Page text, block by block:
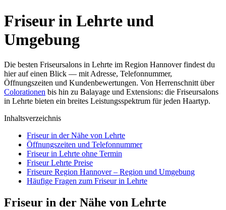
Friseur in Lehrte und
Umgebung
Die besten Friseursalons in Lehrte im Region Hannover findest du
hier auf einen Blick — mit Adresse, Telefonnummer,
Öffnungszeiten und Kundenbewertungen. Von Herrenschnitt über
Colorationen bis hin zu Balayage und Extensions: die Friseursalons
in Lehrte bieten ein breites Leistungsspektrum für jeden Haartyp.
Inhaltsverzeichnis
Friseur in der Nähe von Lehrte
Öffnungszeiten und Telefonnummer
Friseur in Lehrte ohne Termin
Friseur Lehrte Preise
Friseure Region Hannover – Region und Umgebung
Häufige Fragen zum Friseur in Lehrte
Friseur in der Nähe von Lehrte